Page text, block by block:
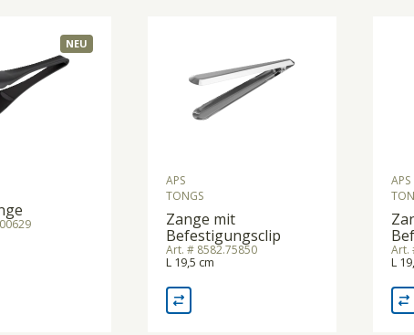
NEU
APS
TONGS
Zange mit
Befestigungsclip
Art. # 8582.75850
L 19,5 cm
APS
Art.
L